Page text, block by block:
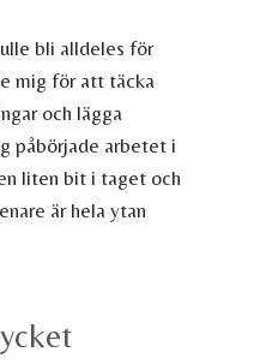
bli alldeles för
mig för att täcka
och lägga
påbörjade arbetet i
liten bit i taget och
är hela ytan